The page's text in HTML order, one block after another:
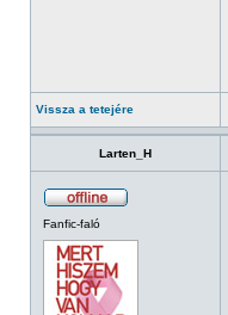
Vissza a tetejére
Larten_H
Fanfic-faló